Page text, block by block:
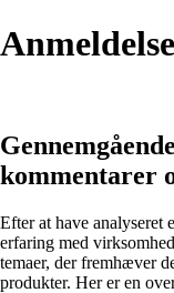
kommentarer
Efter at have analyseret
erfaring med
temaer, der fremhæver
produkter. Her er en